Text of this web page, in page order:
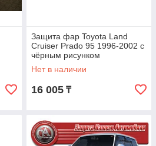
Защита фар Toyota Land
Cruiser Prado 95 1996-2002 с
чёрным рисунком
Нет в наличии
16 005 ₸